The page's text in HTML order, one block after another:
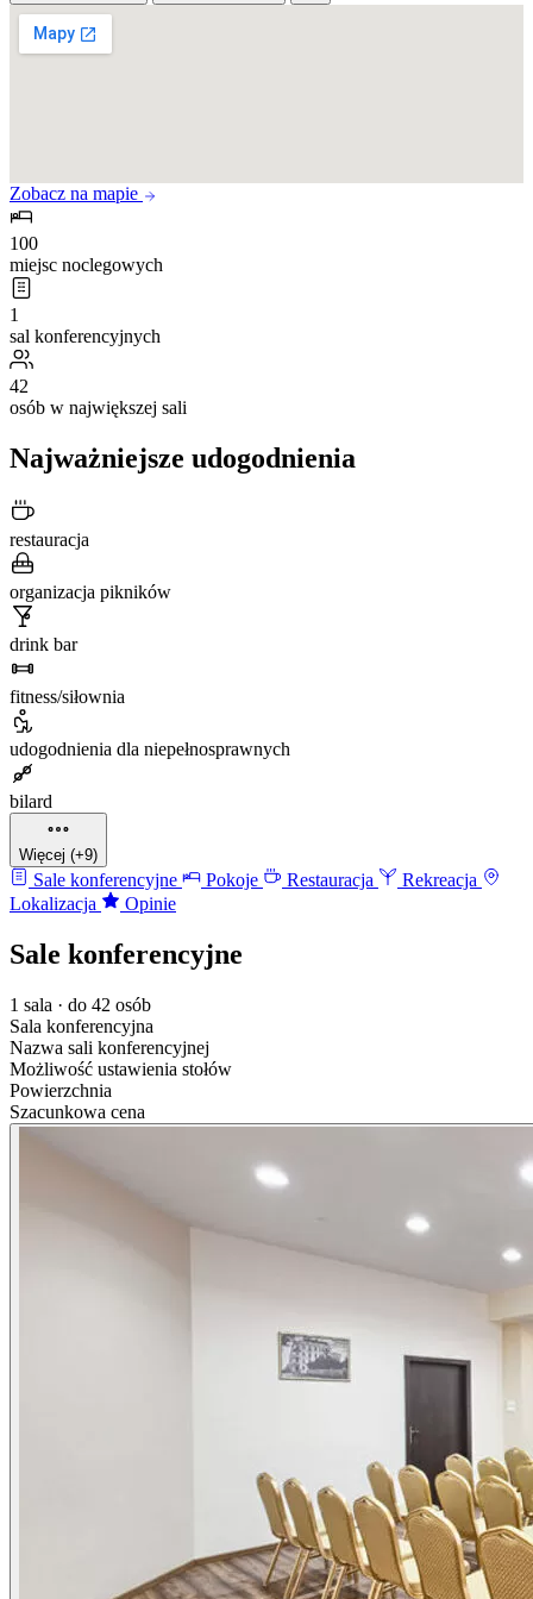
Zobacz na mapie
100
miejsc noclegowych
1
sal konferencyjnych
42
osób w największej sali
Najważniejsze udogodnienia
restauracja
organizacja pikników
drink bar
fitness/siłownia
udogodnienia dla niepełnosprawnych
bilard
Więcej (+9)
Sale konferencyjne Pokoje Restauracja
Rekreacja
Lokalizacja
Opinie
Sale konferencyjne
1 sala · do 42 osób
Sala konferencyjna
Nazwa sali konferencyjnej
Możliwość ustawienia stołów
Powierzchnia
Szacunkowa cena